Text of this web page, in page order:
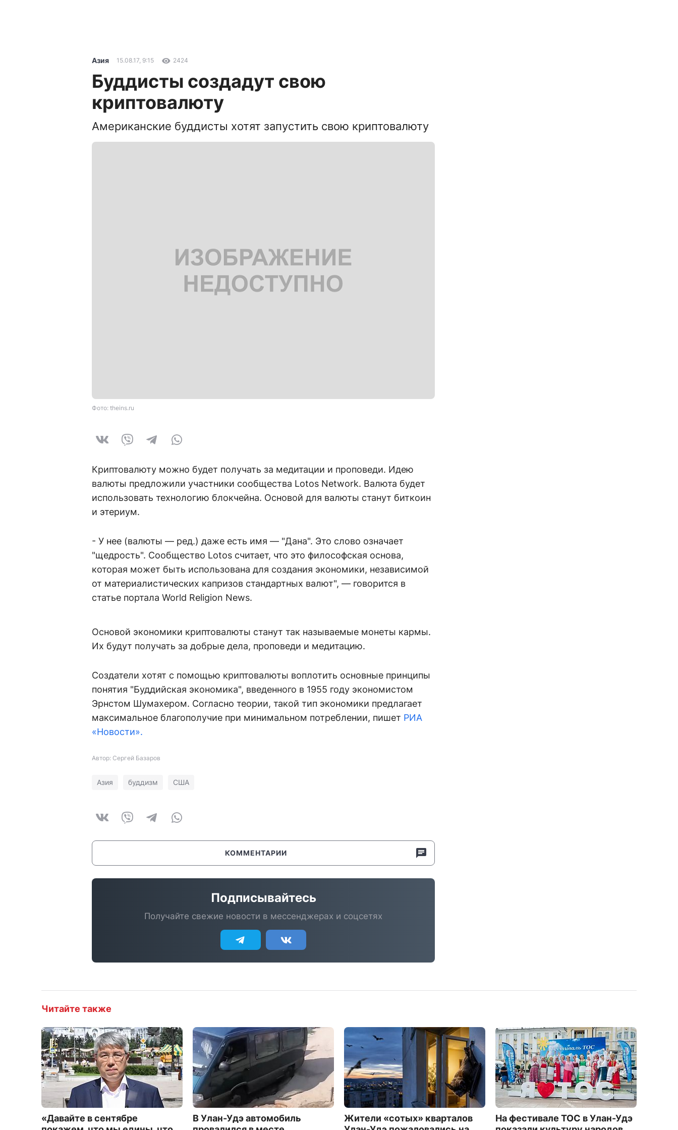
Азия 15.08.17, 9:15 2424
Буддисты создадут свою
криптовалюту
Американские буддисты хотят запустить свою криптовалюту
Фото: theins.ru
Криптовалюту можно будет получать за медитации и проповеди. Идею
валюты предложили участники сообщества Lotos Network. Валюта будет
использовать технологию блокчейна. Основой для валюты станут биткоин
и этериум.
- У нее (валюты — ред.) даже есть имя — "Дана". Это слово означает
"щедрость". Сообщество Lotos считает, что это философская основа,
которая может быть использована для создания экономики, независимой
от материалистических капризов стандартных валют", — говорится в
статье портала World Religion News.
Основой экономики криптовалюты станут так называемые монеты кармы.
Их будут получать за добрые дела, проповеди и медитацию.
Создатели хотят с помощью криптовалюты воплотить основные принципы
понятия "Буддийская экономика", введенного в 1955 году экономистом
Эрнстом Шумахером. Согласно теории, такой тип экономики предлагает
максимальное благополучие при минимальном потреблении, пишет РИА
«Новости».
Автор: Сергей Базаров
Азия буддизм США
КОММЕНТАРИИ
Подписывайтесь
Получайте свежие новости в мессенджерах и соцсетях
Читайте также
«Давайте в сентябре
В Улан-Удэ автомобиль
Жители «сотых» кварталов
На фестивале ТОС в Улан-Удэ